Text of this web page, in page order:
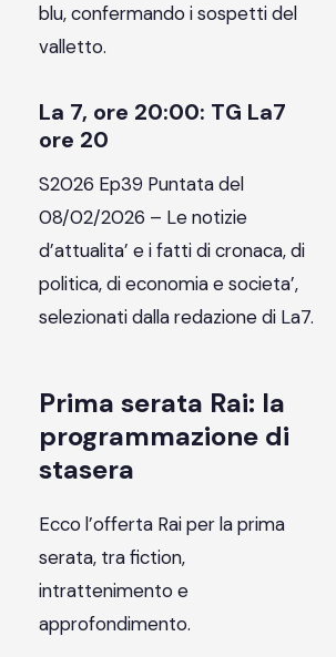
blu, confermando i sospetti del
valletto.
La 7, ore 20:00: TG La7
ore 20
S2026 Ep39 Puntata del
08/02/2026 – Le notizie
d’attualita’ e i fatti di cronaca, di
politica, di economia e societa’,
selezionati dalla redazione di La7.
Prima serata Rai: la
programmazione di
stasera
Ecco l’offerta Rai per la prima
serata, tra fiction,
intrattenimento e
approfondimento.